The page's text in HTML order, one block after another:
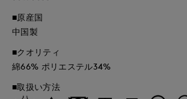
■原産国
中国製
■クオリティ
綿66% ポリエステル34%
■取扱い方法